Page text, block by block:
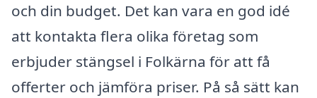
och din budget. Det kan vara en god idé
att kontakta flera olika företag som
erbjuder stängsel i Folkärna för att få
offerter och jämföra priser. På så sätt kan